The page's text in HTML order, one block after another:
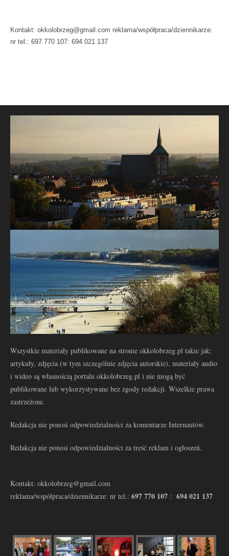
Kontakt: okkolobrzeg@gmail.com reklama/współpraca/dziennikarze:
nr tel.: 697 770 107: 694 021 137
Wszystkie materiały publikowane na stronie okkolobrzeg.pl takie jak:
artykuły, zdjęcia (w tym szczególnie zdjęcia autorskie), materiały audio
i wideo są własnością portalu okkolobrzeg.pl i nie mogą być
publikowane lub wykorzystywane bez zgody redakcji. Wszelkie prawa
zastrzeżone.
Redakcja nie ponosi odpowiedzialności za komentarze Internautów.
Redakcja nie ponosi odpowiedzialności za treść reklam i ogłoszeń.
Kontakt: okkolobrzeg@gmail.com
reklama/współpraca/dziennikarze: nr tel.: 697 770 107 : 694 021 137